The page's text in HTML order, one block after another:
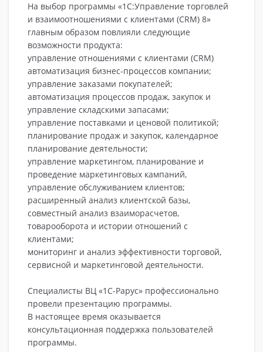
На выбор программы «1С:Управление торговлей
и взаимоотношениями с клиентами (CRM) 8»
главным образом повлияли следующие
возможности продукта:
управление отношениями с клиентами (CRM)
автоматизация бизнес-процессов компании;
управление заказами покупателей;
автоматизация процессов продаж, закупок и
управление складскими запасами;
управление поставками и ценовой политикой;
планирование продаж и закупок, календарное
планирование деятельности;
управление маркетингом, планирование и
проведение маркетинговых кампаний,
управление обслуживанием клиентов;
расширенный анализ клиентской базы,
совместный анализ взаиморасчетов,
товарооборота и истории отношений с
клиентами;
мониторинг и анализ эффективности торговой,
сервисной и маркетинговой деятельности.
Специалисты ВЦ «1С-Рарус» профессионально
провели презентацию программы.
В настоящее время оказывается
консультационная поддержка пользователей
программы.